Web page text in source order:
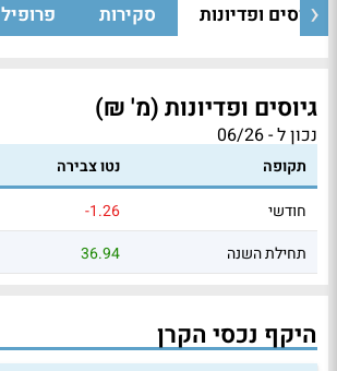
גיוסים ופדיונות סקירות פרופיל
גיוסים ופדיונות (מ' ₪)
נכון ל - 06/26
תקופה נטו צבירה
חודשי
-1.26
תחילת השנה
36.94
היקף נכסי הקרן